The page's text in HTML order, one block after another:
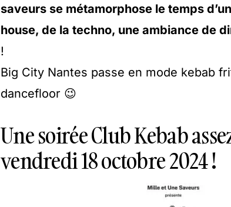
saveurs se métamorphose le temps
house, de la techno, une ambiance de
!
Big City Nantes passe en mode kebab
dancefloor 😉
Une soirée Club Kebab
vendredi 18 octobre 2024 !